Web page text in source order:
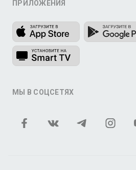
ПРИЛОЖЕНИЯ
МЫ В СОЦСЕТЯХ